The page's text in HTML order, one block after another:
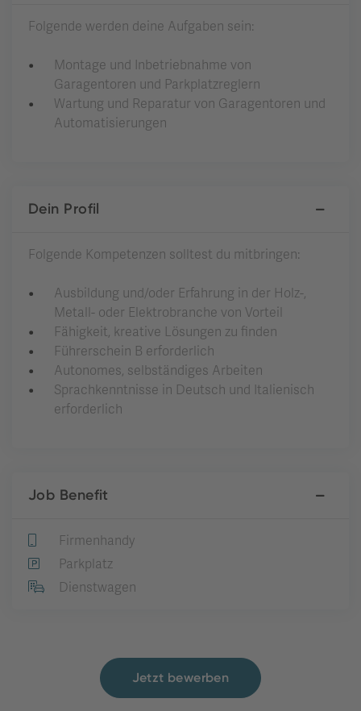
Folgende werden deine Aufgaben sein:
Montage und Inbetriebnahme von
Garagentoren und Parkplatzreglern
Wartung und Reparatur von Garagentoren und
Automatisierungen
Dein Profil
Folgende Kompetenzen solltest du mitbringen:
Ausbildung und/oder Erfahrung in der Holz-,
Metall- oder Elektrobranche von Vorteil
Fähigkeit, kreative Lösungen zu finden
Führerschein B erforderlich
Autonomes, selbständiges Arbeiten
Sprachkenntnisse in Deutsch und Italienisch
erforderlich
Job Benefit
Firmenhandy
Parkplatz
Dienstwagen
Jetzt bewerben